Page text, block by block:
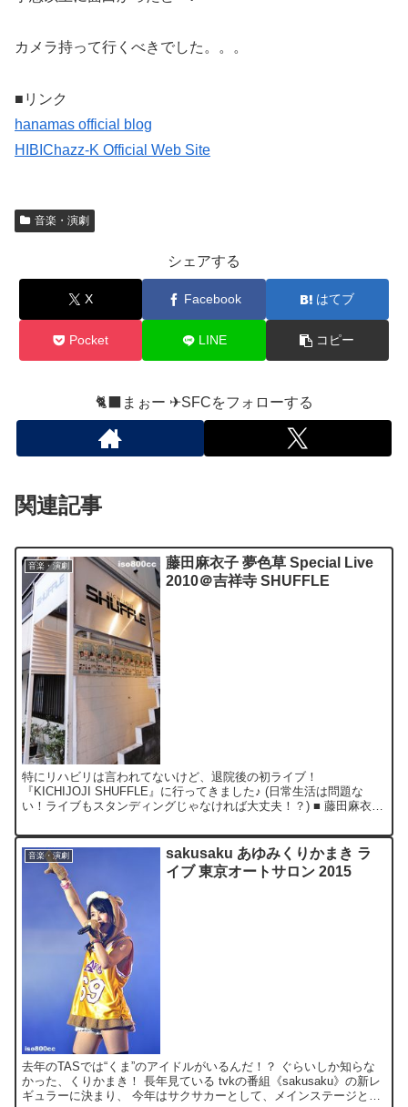
カメラ持って行くべきでした。。。
■リンク
hanamas official blog
HIBIChazz-K Official Web Site
音楽・演劇
シェアする
X Facebook はてブ
Pocket LINE コピー
🐈‍⬛まぉー ✈︎SFCをフォローする
関連記事
音楽・演劇
藤田麻衣子 夢色草 Special Live
2010＠吉祥寺 SHUFFLE
特にリハビリは言われてないけど、退院後の初ライブ！
『KICHIJOJI SHUFFLE』に行ってきました♪ (日常生活は問題な
い！ライブもスタンディングじゃなければ大丈夫！？) ■ 藤田麻衣子
音楽・演劇
sakusaku あゆみくりかまき ラ
イブ 東京オートサロン 2015
去年のTASでは“くま”のアイドルがいるんだ！？ ぐらいしか知らな
かった、くりかまき！ 長年見ている tvkの番組《sakusaku》の新レ
ギュラーに決まり、 今年はサクサカーとして、メインステージと